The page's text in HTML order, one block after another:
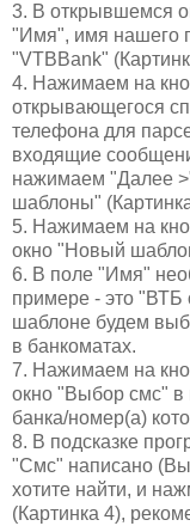
3. В открывшемся
"Имя", имя нашего
"VTBBank"
4. Нажимаем на
открывающегося
телефона для
входящие
нажимаем "Далее
шаблоны"
5. Нажимаем на
окно "Новый
6. В поле "Имя"
примере - это
шаблоне будем
в банкоматах.
7. Нажимаем на
окно "Выбор смс" в
банка/номер(а)
8. В подсказке
"Смс" написано
хотите найти, и
(Картинка 4),